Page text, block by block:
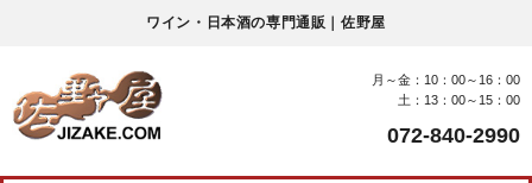
ワイン・日本酒の専門通販｜佐野屋
月～金：10：00～16：00
土：13：00～15：00
072-840-2990